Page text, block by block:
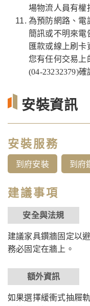
場物流人員有權
為預防網路、電
簡訊或不明來電
匯款或線上刷
您有任何交易上
(04-23232379)確
安裝資訊
安裝服務
到府安裝 到府
建議事項
安全與法規
建議家具鑽牆固定以
務必固定在牆上。
額外資訊
如果選擇緩衝式抽屜